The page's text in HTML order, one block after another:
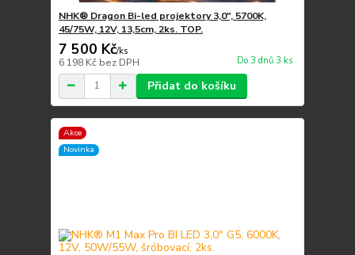
NHK® Dragon Bi-led projektory 3,0", 5700K,
45/75W, 12V, 13,5cm, 2ks. TOP.
7 500 Kč/ks
6 198 Kč bez DPH Do 3 dnů 3 ks
Přidat do košíku
Akce
Novinka